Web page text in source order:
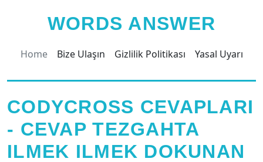
WORDS ANSWER
Home Bize Ulaşın Gizlilik Politikası Yasal Uyarı
CODYCROSS CEVAPLARI
- CEVAP TEZGAHTA
ILMEK ILMEK DOKUNAN